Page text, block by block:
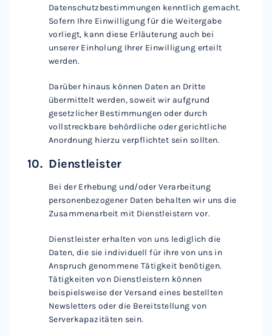
Datenschutzbestimmungen kenntlich gemacht.
Sofern Ihre Einwilligung für die Weitergabe
vorliegt, kann diese Erläuterung auch bei
unserer Einholung Ihrer Einwilligung erteilt
werden.
Darüber hinaus können Daten an Dritte
übermittelt werden, soweit wir aufgrund
gesetzlicher Bestimmungen oder durch
vollstreckbare behördliche oder gerichtliche
Anordnung hierzu verpflichtet sein sollten.
Dienstleister
Bei der Erhebung und/oder Verarbeitung
personenbezogener Daten behalten wir uns die
Zusammenarbeit mit Dienstleistern vor.
Dienstleister erhalten von uns lediglich die
Daten, die sie individuell für ihre von uns in
Anspruch genommene Tätigkeit benötigen.
Tätigkeiten von Dienstleistern können
beispielsweise der Versand eines bestellten
Newsletters oder die Bereitstellung von
Serverkapazitäten sein.